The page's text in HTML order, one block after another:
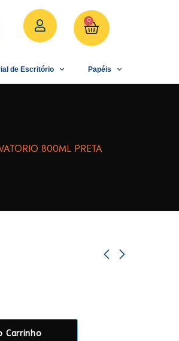
0
de Escritório Papéis
800ML PRETA
Carrinho